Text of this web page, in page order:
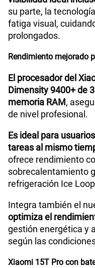
su parte, la
fatiga visual,
prolongados.
Rendimiento mejorado
El procesador del
Dimensity 9400+ de
memoria RAM,
de nivel profesional.
Es ideal para
tareas al mismo
ofrece rendimiento
sobrecalentamiento
refrigeración Ice
Integra también el
optimiza el
gestión energética y
según las
Xiaomi 15T Pro con